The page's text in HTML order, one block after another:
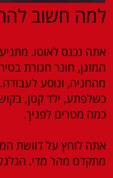
למה חשוב
אתה נכנס לאוטו.
המזגן, חוגר חגורת
מהחניה, ונוסע
כמה מטרים לפניך.
אתה לוחץ על דוושת
מתקדם מהר מדי.